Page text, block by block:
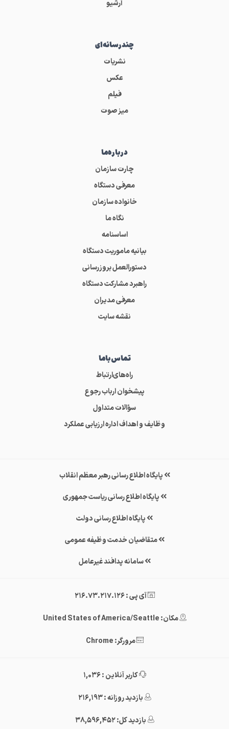
آرشیو
چندرسانه‌ای
نشریات
عکس
فیلم
میز صوت
درباره‌ما
چارت سازمان
معرفی دستگاه
خانواده سازمان
نگاه ما
اساسنامه
بیانیه ماموریت دستگاه
دستورالعمل بروزرسانی
راهبرد مشارکت دستگاه
معرفی مدیران
نقشه سایت
تماس‌باما
راه‌های‌ارتباط
پیشخوان ارباب رجوع
سؤالات متداول
وظایف و اهداف اداره ارزیابی عملکرد
پایگاه اطلاع رسانی رهبر معظم انقلاب
پایگاه اطلاع رسانی ریاست جمهوری
پایگاه اطلاع رسانی دولت
متقاضیان خدمت وظیفه عمومی
سامانه پدافند غیرعامل
آی پی : 216.73.217.126
مکان: United States of America/Seattle
مرورگر: Chrome
کاربر آنلاین : 1,036
بازدید روزانه : 216,193
بازدید کل: 38,596,452